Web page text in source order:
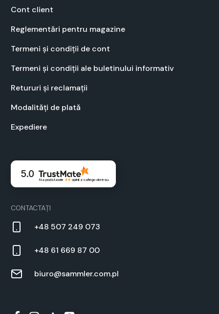
Cont client
Regle­men­tări pen­tru mag­a­zine
Ter­meni și condiții de cont
Ter­meni și condiții ale bulet­inu­lui infor­ma­tiv
Retu­ruri și recla­mații
Modal­ități de plată
Expe­diere
5.0
Na podstawie 88 opinii z całego okresu
CON­TAC­TAȚI
+48 507 249 073
+48 61 669 87 00
biuro@sammler.com.pl